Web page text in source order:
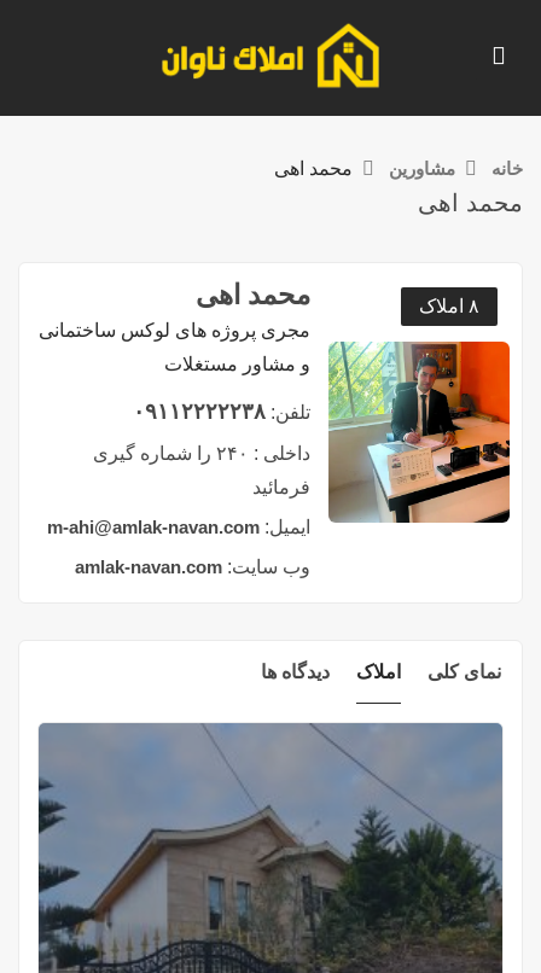
خانه مشاورین محمد اهی
محمد اهی
۸ املاک محمد اهی
مجری پروژه های لوکس ساختمانی
و مشاور مستغلات
تلفن: ۰۹۱۱۲۲۲۲۲۳۸
داخلی :
۲۴۰ را شماره گیری
فرمائید
ایمیل: m-ahi@amlak-navan.com
وب سایت: amlak-navan.com
نمای کلی املاک دیدگاه ها